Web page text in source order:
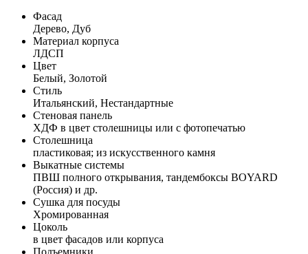
Фасад
Дерево, Дуб
Материал корпуса
ЛДСП
Цвет
Белый, Золотой
Стиль
Итальянский, Нестандартные
Стеновая панель
ХДФ в цвет столешницы или с фотопечатью
Столешница
пластиковая; из искусственного камня
Выкатные системы
ПВШ полного открывания, тандембоксы BOYARD
(Россия) и др.
Сушка для посуды
Хромированная
Цоколь
в цвет фасадов или корпуса
Подъемники